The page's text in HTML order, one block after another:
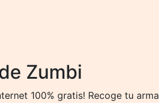
Zumbi
100% gratis! Recoge tu arma